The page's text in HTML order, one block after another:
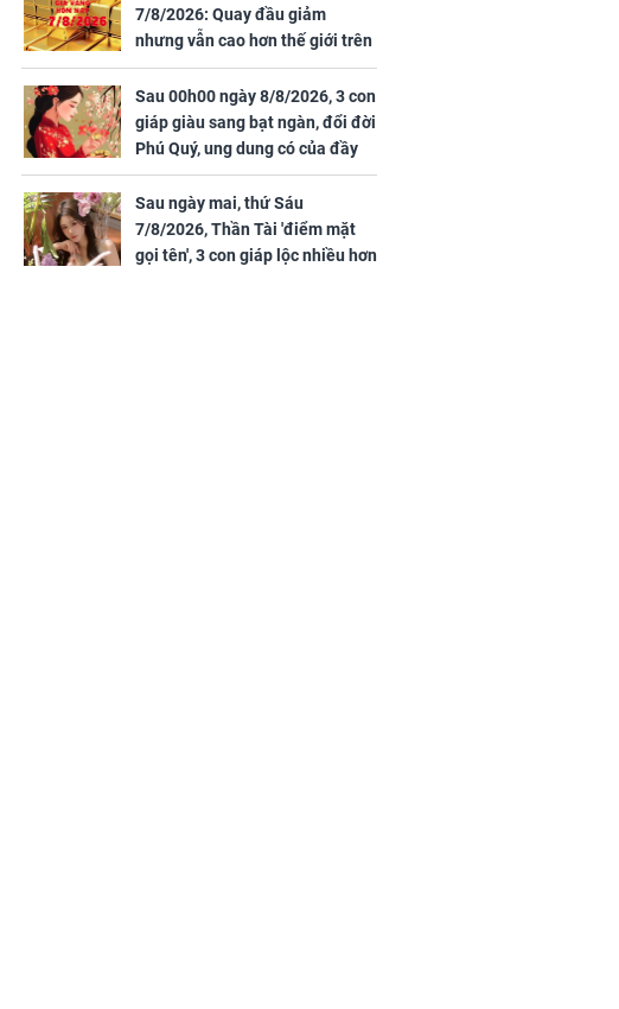
7/8/2026: Quay đầu giảm
nhưng vẫn cao hơn thế giới trên
7 triệu đồng
Sau 00h00 ngày 8/8/2026, 3 con
giáp giàu sang bạt ngàn, đổi đời
Phú Quý, ung dung có của đầy
nhà, ngày càng hưng thịnh sung
túc
Sau ngày mai, thứ Sáu
7/8/2026, Thần Tài 'điểm mặt
gọi tên', 3 con giáp lộc nhiều hơn